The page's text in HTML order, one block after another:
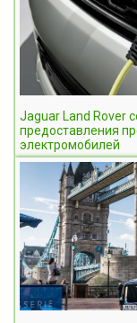
Jaguar Land Rover
предоставления
электромобилей